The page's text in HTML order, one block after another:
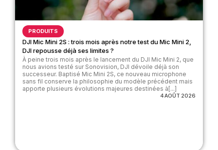
PRODUITS
DJI Mic Mini 2S : trois mois après notre test du Mic Mini 2,
DJI repousse déjà ses limites ?
À peine trois mois après le lancement du DJI Mic Mini 2, que
nous avions testé sur Sonovision, DJI dévoile déjà son
successeur. Baptisé Mic Mini 2S, ce nouveau microphone
sans fil conserve la philosophie du modèle précédent mais
apporte plusieurs évolutions majeures destinées à[...]
4 AOÛT 2026